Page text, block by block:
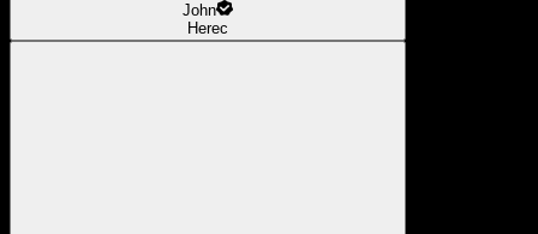
John
Herec